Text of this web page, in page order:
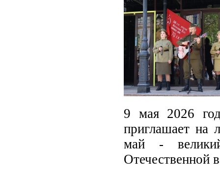
9 мая 2026
приглашает на
май -
Отечественной